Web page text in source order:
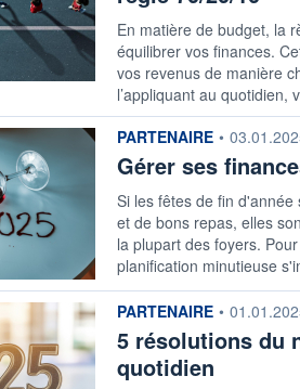
En matière de budget, la
équilibrer vos finances.
vos revenus de manière
l’appliquant au quotidien,
information fournie par
PARTENAIRE •
Gérer ses
Si les fêtes de fin
et de bons repas, elles
la plupart des foyers.
planification minutieuse
information fournie par
PARTENAIRE •
5 résolutions du
quotidien